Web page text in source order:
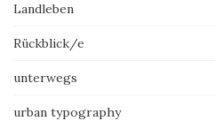
Landleben
Rückblick/e
unterwegs
urban typography